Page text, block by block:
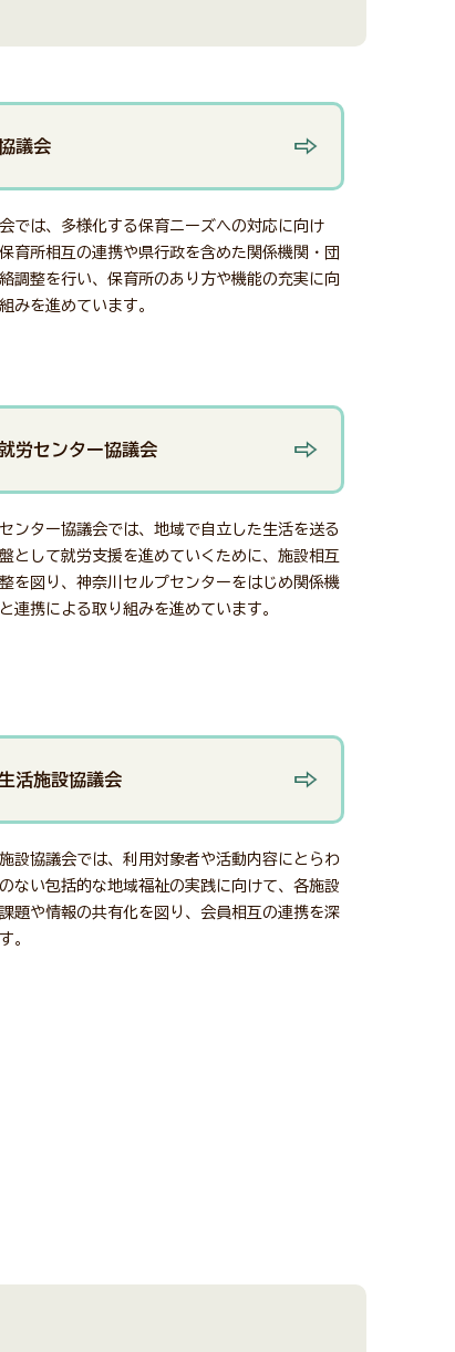
議会
では、多様化する保育ニーズへの対応に向け
育所相互の連携や県行政を含めた関係機関・団
調整を行い、保育所のあり方や機能の充実に向
みを進めています。
労センター協議会
ンター協議会では、地域で自立した生活を送る
として就労支援を進めていくために、施設相互
を図り、神奈川セルプセンターをはじめ関係機
連携による取り組みを進めています。
活施設協議会
設協議会では、利用対象者や活動内容にとらわ
ない包括的な地域福祉の実践に向けて、各施設
題や情報の共有化を図り、会員相互の連携を深
。